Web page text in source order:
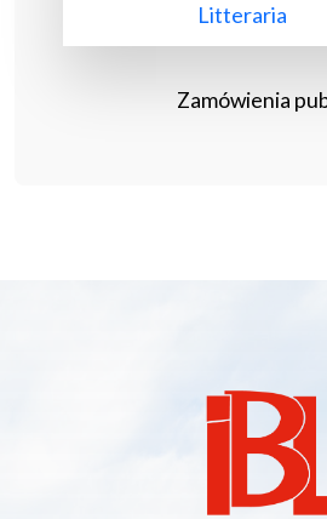
Litteraria
Zamówienia